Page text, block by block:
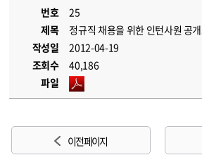
번호
25
제목
정규직 채용을 위한 인턴사원 공
작성일
2012-04-19
조회수
40,186
파일
이전 페이지